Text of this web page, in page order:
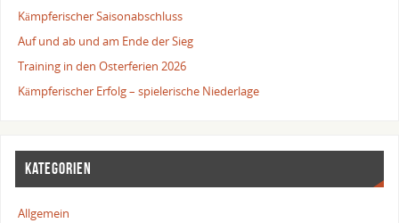
Kämpferischer Saisonabschluss
Auf und ab und am Ende der Sieg
Training in den Osterferien 2026
Kämpferischer Erfolg – spielerische Niederlage
KATEGORIEN
Allgemein